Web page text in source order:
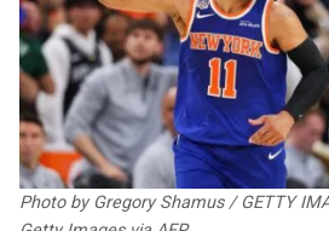
Photo by Gregory Shamus / GETTY